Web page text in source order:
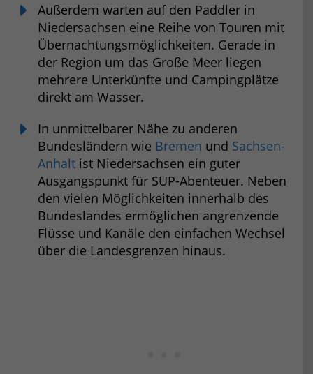
Außerdem warten auf den Paddler in
Niedersachsen eine Reihe von Touren mit
Übernachtungsmöglichkeiten. Gerade in
der Region um das Große Meer liegen
mehrere Unterkünfte und Campingplätze
direkt am Wasser.
In unmittelbarer Nähe zu anderen
Bundesländern wie Bremen und Sachsen-
Anhalt ist Niedersachsen ein guter
Ausgangspunkt für SUP-Abenteuer. Neben
den vielen Möglichkeiten innerhalb des
Bundeslandes ermöglichen angrenzende
Flüsse und Kanäle den einfachen Wechsel
über die Landesgrenzen hinaus.